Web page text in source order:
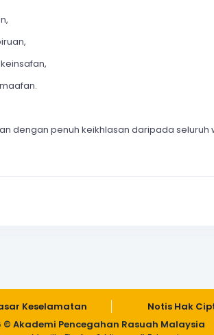
dengan penuh keikhlasan daripada seluruh
Keselamatan
Notis Hak
Akademi Pencegahan Rasuah Malaysia